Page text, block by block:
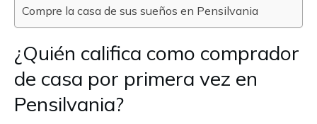
Compre la casa de sus sueños en Pensilvania
¿Quién califica como comprador
de casa por primera vez en
Pensilvania?